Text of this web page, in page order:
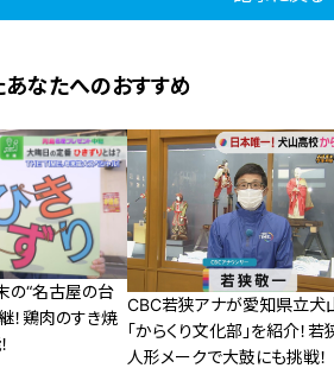
なたへのおすすめ
の“名古屋の台
！鶏肉のすき焼
CBC若狭アナが愛知県立犬
「からくり文化部」を紹介！
人形メークで大鼓にも挑戦！